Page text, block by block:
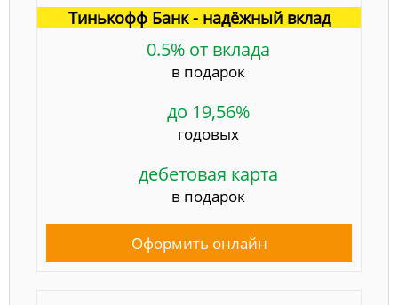
Тинькофф Банк - надёжный вклад
0.5% от вклада
в подарок
до 19,56%
годовых
дебетовая карта
в подарок
Оформить онлайн